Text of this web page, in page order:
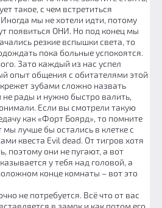
такое, с чем встретиться
мы не хотели идти, потому
появиться ОНИ. Но под конец мы
резкие вспышки света, то
пока больные успокоятся.
Зато каждый из нас успел
опыт общения с обитателями этой
зубами сложно назвать
рады и нужно быстро валить,
Если вы смотрели такую
как «Форт Боярд», то помните
мы лучше бы остались в клетке с
квеста Evil dead. От тигров хотя
поэтому они не пугают, а вот
у тебя над головой, а
конце комнаты – вот это
не потребуется. Всё что от вас
в замок и как потом его